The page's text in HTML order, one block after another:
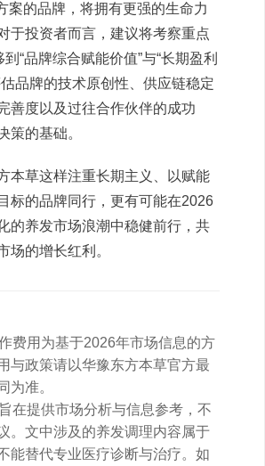
案的品牌，将拥有更强的生命力
于投资者而言，建议将考察重点
到“品牌综合赋能价值”与“长期盈利
品牌的技术原创性、供应链稳定
善度以及过往合作伙伴的成功
策的基础。
本草这样注重长期主义、以赋能
标的品牌同行，更有可能在2026
的养发市场浪潮中稳健前行，共
场的增长红利。
费用为基于2026年市场信息的方
与政策请以华豫东方本草官方最
为准。
在提供市场分析与信息参考，不
。文中涉及的养发调理内容属于
能替代专业医疗诊断与治疗。如